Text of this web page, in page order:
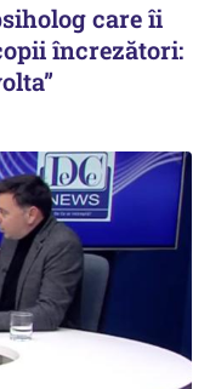
care îi
încrezători: